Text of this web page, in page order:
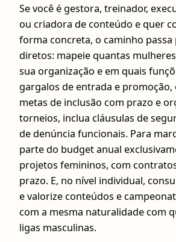
Se você é gestora, treinador,
ou criadora de conteúdo e quer
forma concreta, o caminho passa
diretos: mapeie quantas
sua organização e em quais
gargalos de entrada e promoção,
metas de inclusão com prazo e
torneios, inclua cláusulas de
de denúncia funcionais. Para
parte do budget anual
projetos femininos, com
prazo. E, no nível individual,
e valorize conteúdos e
com a mesma naturalidade com
ligas masculinas.